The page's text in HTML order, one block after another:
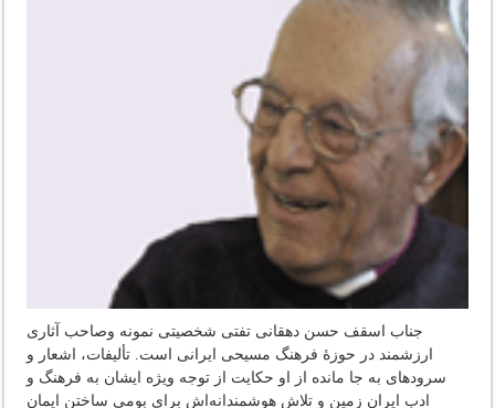
جناب اسقف حسن دهقانی تفتی شخصیتی نمونه وصاحب آثاری
ارزشمند در حوزۀ فرهنگ مسیحی ایرانی است. تألیفات، اشعار و
سرودهای به جا مانده از او حکایت از توجه ویژه ایشان به فرهنگ و
ادب ایران زمین و تلاش هوشمندانه‌اش برای بومی ساختن ایمان